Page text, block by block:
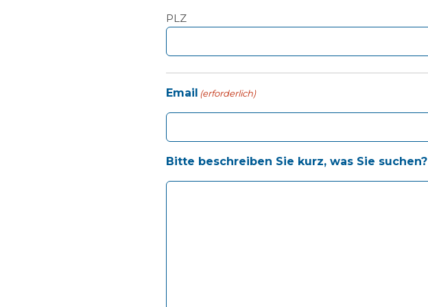
PLZ
Email (erforderlich)
Bitte beschreiben Sie kurz, was Sie suchen?